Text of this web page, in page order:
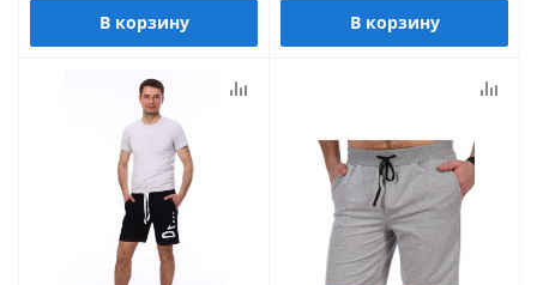
В корзину В корзину